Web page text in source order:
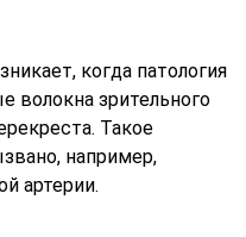
когда патология
волокна зрительного
Такое
например,
артерии.